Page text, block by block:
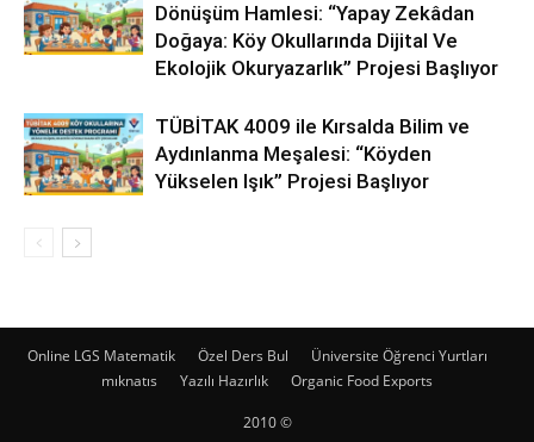
Dönüşüm Hamlesi: “Yapay Zekâdan
Doğaya: Köy Okullarında Dijital Ve
Ekolojik Okuryazarlık” Projesi Başlıyor
TÜBİTAK 4009 ile Kırsalda Bilim ve
Aydınlanma Meşalesi: “Köyden
Yükselen Işık” Projesi Başlıyor
Online LGS Matematik Özel Ders Bul
Üniversite Öğrenci Yurtları
mıknatıs
Yazılı Hazırlık Organic Food Exports
2010 ©